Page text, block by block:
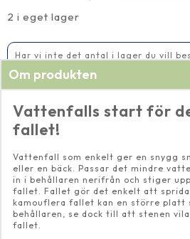
2 i eget lager
Har vi inte det antal i lager du vill
Om produkten
Vattenfalls start för
fallet!
Vattenfall som enkelt ger en snygg
eller en bäck. Passar det mindre
in i behållaren nerifrån och stiger
fallet. Fallet gör det enkelt att
kamouflera fallet kan en större platt
behållaren, se dock till att stenen
fallet.